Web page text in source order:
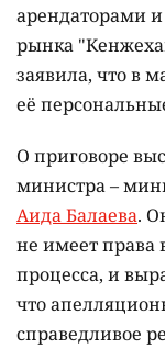
арендаторами
рынка
заявила, что в
её
О приговоре
министра –
Аида Балаева.
не имеет права
процесса, и
что
справедливое